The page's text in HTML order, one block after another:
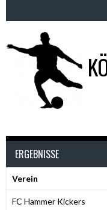
ERGEBNISSE
Verein
FC Hammer Kickers